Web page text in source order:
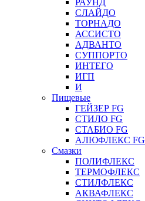
РАУНД
СЛАЙДО
ТОРНАДО
АССИСТО
АДВАНТО
СУППОРТО
ИНТЕГО
ИГП
И
Пищевые
ГЕЙЗЕР FG
СТИЛО FG
СТАБИО FG
АЛЮФЛЕКС FG
Смазки
ПОЛИФЛЕКС
ТЕРМОФЛЕКС
СТИЛФЛЕКС
АКВАФЛЕКС